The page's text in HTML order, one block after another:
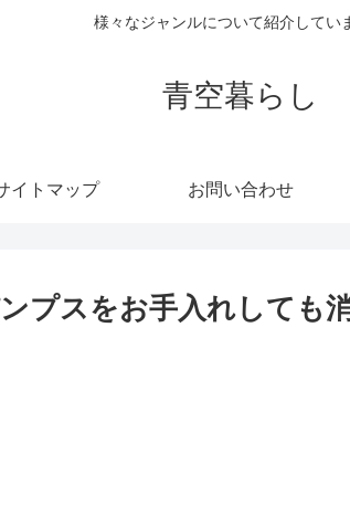
様々なジャンルについて紹介してい
青空暮らし
イトマップ お問い合わせ
プスをお手入れしても